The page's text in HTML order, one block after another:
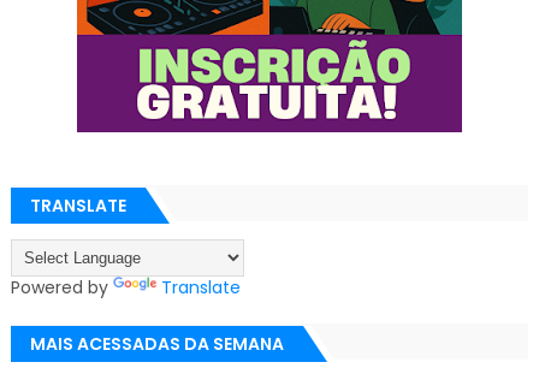
TRANSLATE
Powered by Translate
MAIS ACESSADAS DA SEMANA